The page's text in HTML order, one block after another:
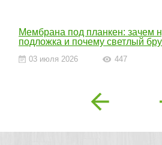
Мембрана под планкен: зачем
подложка и почему светлый
03 июля 2026 447
Previous